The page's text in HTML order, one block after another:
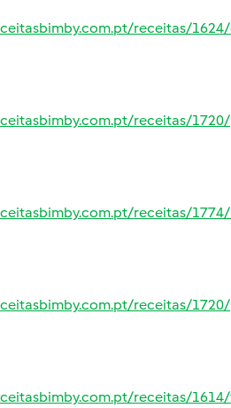
receitas/
receitas/
receitas/
receitas/
receitas/